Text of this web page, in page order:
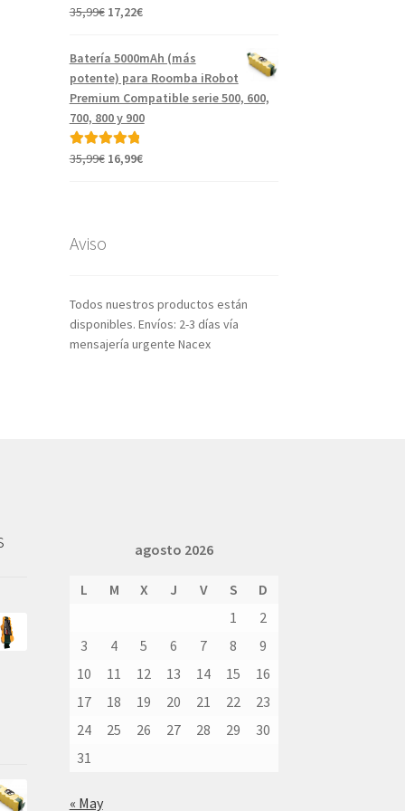
Valorado con
35,99€ El
original
era:
35,99€.
17,22€El
actual
es:
17,22€.
Batería 5000mAh (más
potente) para Roomba iRobot
Premium Compatible serie 500, 600,
700, 800 y 900
Valorado con
35,99€ El
16,99€El
Aviso
Todos nuestros productos están
disponibles. Envíos: 2-3 días vía
mensajería urgente Nacex
agosto 2026
L M X J V S
D
1
2
3
4 5 6 7 8
9
10
11 12 13 14 15
16
17
18 19 20 21 22
23
24
25 26 27 28 29
30
31
« May